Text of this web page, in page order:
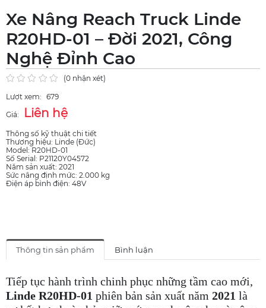
Xe Nâng Reach Truck Linde
R20HD-01 – Đời 2021, Công
Nghệ Đỉnh Cao
(0 nhận xét)
Lượt xem: 679
Giá:
Liên hệ
Thông số kỹ thuật chi tiết
Thương hiệu: Linde (Đức)
Model: R20HD-01
Số Serial: P21120Y04572
Năm sản xuất: 2021
Sức nâng định mức: 2.000 kg
Điện áp bình điện: 48V
Thông tin sản phẩm Bình luận
Tiếp tục hành trình chinh phục những tầm cao mới,
Linde R20HD-01 phiên bản sản xuất năm 2021 là